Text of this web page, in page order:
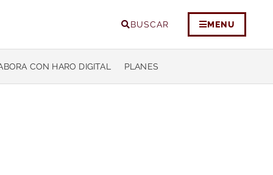
BUSCAR MENU
CON HARO DIGITAL PLANES